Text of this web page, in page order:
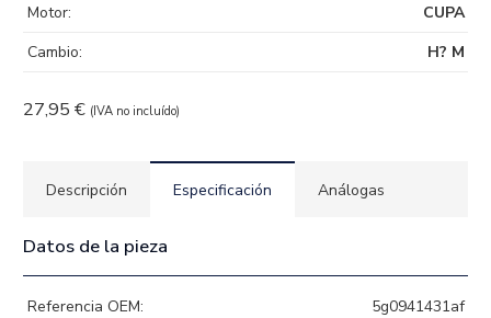
27,95 € (IVA no incluído)
Motor:
CUPA
Cambio:
H? M
Descripción Especificación Análogas
Datos de la pieza
Referencia OEM:
5g0941431af